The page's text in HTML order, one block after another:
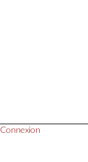
Connexion